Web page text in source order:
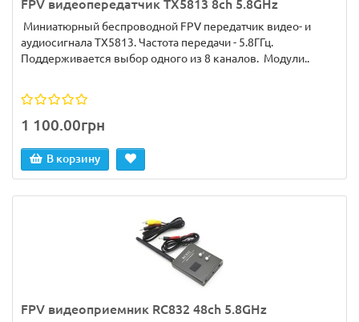
FPV видеопередатчик TX5813 8ch 5.8GHz
Миниатюрный беспроводной FPV передатчик видео- и
аудиосигнала TX5813. Частота передачи - 5.8ГГц.
Поддерживается выбор одного из 8 каналов. Модули..
1 100.00грн
В корзину
FPV видеоприемник RC832 48ch 5.8GHz